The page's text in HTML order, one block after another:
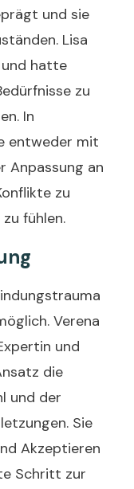
und sie
Lisa
hatte
zu
In
entweder mit
Anpassung an
zu
fühlen.
Verena
und
die
und der
Sie
Akzeptieren
Schritt zur